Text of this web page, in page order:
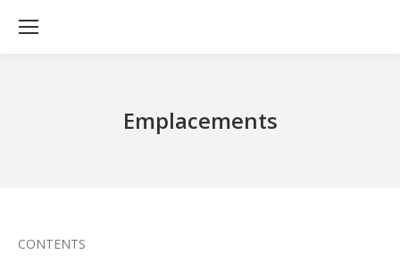
Emplacements
CONTENTS